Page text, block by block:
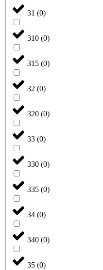
31 (0)
310 (0)
315 (0)
32 (0)
320 (0)
33 (0)
330 (0)
335 (0)
34 (0)
340 (0)
35 (0)